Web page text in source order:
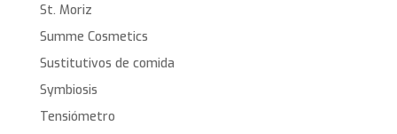
St. Moriz
Summe Cosmetics
Sustitutivos de comida
Symbiosis
Tensiómetro